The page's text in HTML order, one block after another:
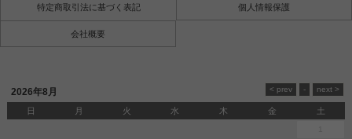
特定商取引法に基づく表記 個人情報保護
会社概要
2026年8月
日 月 火 水 木 金 土